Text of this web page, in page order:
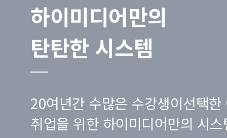
하이미디어만의
탄탄한 시스템
20여년간 수많은 수강생이선택한
취업을 위한 하이미디어만의 시